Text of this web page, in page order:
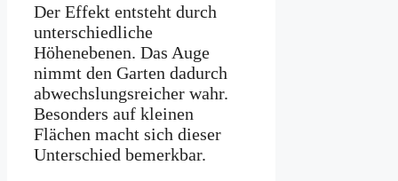
Der Effekt entsteht durch
unterschiedliche
Höhenebenen. Das Auge
nimmt den Garten dadurch
abwechslungsreicher wahr.
Besonders auf kleinen
Flächen macht sich dieser
Unterschied bemerkbar.